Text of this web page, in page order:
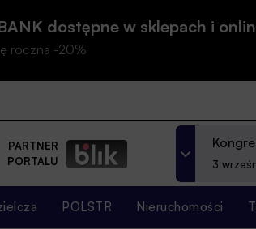
dostępne w sklepach i
roczną -20%
PARTNER
PORTALU
3
POLSTR Nieruchomości